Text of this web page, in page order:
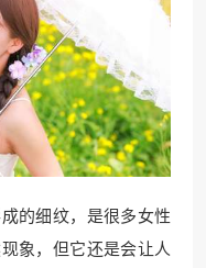
的细纹，是很多女性
象，但它还是会让人